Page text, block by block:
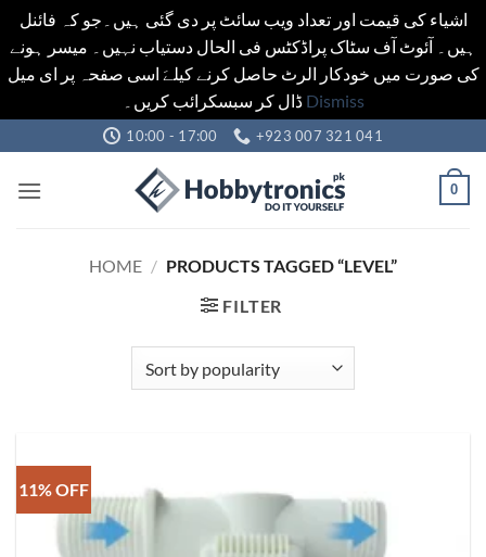
اشیاء کی قیمت اور تعداد ویب سائٹ پر دی گئی ہیں۔جو کہ فائنل
ہیں۔ آئوٹ آف سٹاک پراڈکٹس فی الحال دستیاب نہیں۔ میسر ہونے
کی صورت میں خودکار الرٹ حاصل کرنے کیلےَ اسی صفحہ پر ای میل
ڈال کر سبسکرائب کریں۔ Dismiss
to
content
10:00 - 17:00 +923 007 321 041
0
HOME / PRODUCTS TAGGED “LEVEL”
FILTER
11% OFF